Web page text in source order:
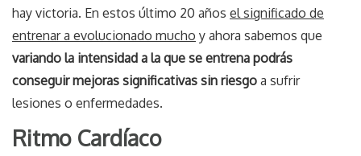
hay victoria. En estos último 20 años el significado de
entrenar a evolucionado mucho y ahora sabemos que
variando la intensidad a la que se entrena podrás
conseguir mejoras significativas sin riesgo a sufrir
lesiones o enfermedades.
Ritmo Cardíaco